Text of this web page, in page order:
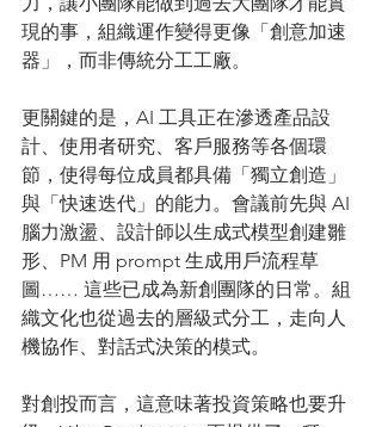
現的事，組織運作變得更像「創意加速
器」，而非傳統分工工廠。
更關鍵的是，AI 工具正在滲透產品設
計、使用者研究、客戶服務等各個環
節，使得每位成員都具備「獨立創造」
與「快速迭代」的能力。會議前先與 AI
腦力激盪、設計師以生成式模型創建雛
形、PM 用 prompt 生成用戶流程草
圖…… 這些已成為新創團隊的日常。組
織文化也從過去的層級式分工，走向人
機協作、對話式決策的模式。
對創投而言，這意味著投資策略也要升